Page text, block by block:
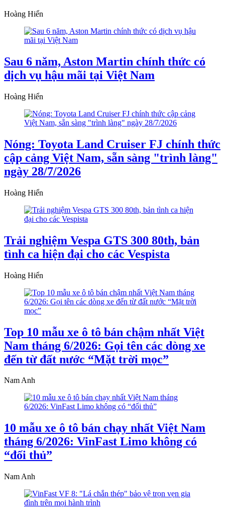
Hoàng Hiển
Sau 6 năm, Aston Martin chính thức có
dịch vụ hậu mãi tại Việt Nam
Hoàng Hiển
Nóng: Toyota Land Cruiser FJ chính thức
cập cảng Việt Nam, sẵn sàng "trình làng"
ngày 28/7/2026
Hoàng Hiển
Trải nghiệm Vespa GTS 300 80th, bản
tình ca hiện đại cho các Vespista
Hoàng Hiển
Top 10 mẫu xe ô tô bán chậm nhất Việt
Nam tháng 6/2026: Gọi tên các dòng xe
đến từ đất nước “Mặt trời mọc”
Nam Anh
10 mẫu xe ô tô bán chạy nhất Việt Nam
tháng 6/2026: VinFast Limo không có
“đối thủ”
Nam Anh